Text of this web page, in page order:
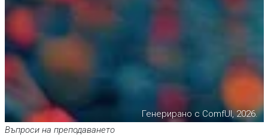
Генерирано с ComfUI, 2026.
Въпроси на преподаването